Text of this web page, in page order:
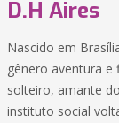
D.H Aires
Nascido em
gênero aventura e
solteiro, amante
instituto social